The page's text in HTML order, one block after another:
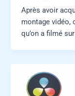
Après avoir
montage vidéo,
qu’on a filmé